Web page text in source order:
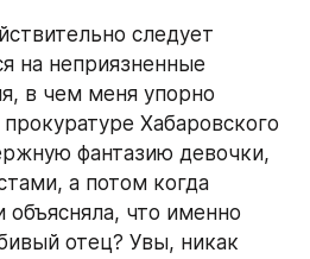
следует
на неприязненные
в чем меня упорно
Хабаровского
фантазию девочки,
а потом когда
объясняла, что именно
отец? Увы, никак